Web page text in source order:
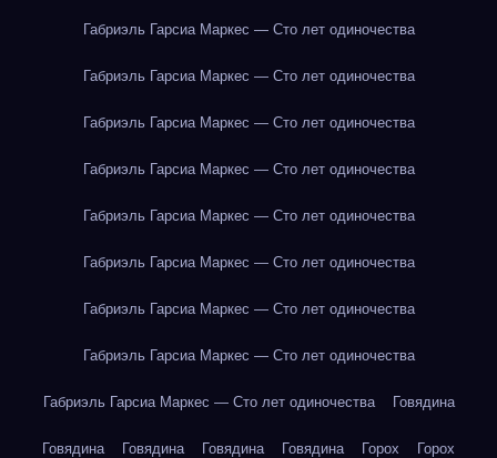
Габриэль Гарсиа Маркес — Сто лет одиночества
Габриэль Гарсиа Маркес — Сто лет одиночества
Габриэль Гарсиа Маркес — Сто лет одиночества
Габриэль Гарсиа Маркес — Сто лет одиночества
Габриэль Гарсиа Маркес — Сто лет одиночества
Габриэль Гарсиа Маркес — Сто лет одиночества
Габриэль Гарсиа Маркес — Сто лет одиночества
Габриэль Гарсиа Маркес — Сто лет одиночества
Габриэль Гарсиа Маркес — Сто лет одиночества Говядина
Говядина Говядина Говядина Говядина Горох Горох